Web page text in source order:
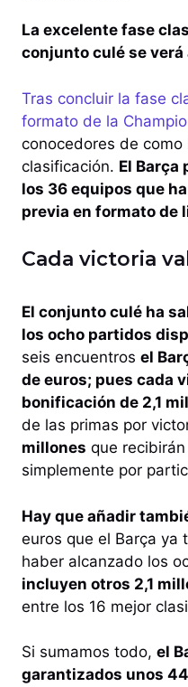
La excelente fase
conjunto culé se
Tras concluir la fase
formato de la
conocedores de
clasificación. El Barça
los 36 equipos que
previa en formato de
Cada victoria
El conjunto culé ha
los ocho partidos
seis encuentros el
de euros; pues cada
bonificación de 2,1
de las primas por
millones que
simplemente por
Hay que añadir
euros que el Barça ya
haber alcanzado los
incluyen otros 2,1
entre los 16 mejor
Si sumamos todo, el
garantizados unos